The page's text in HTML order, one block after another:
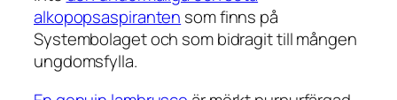
alkopopsaspiranten som finns på
Systembolaget och som bidragit till mången
ungdomsfylla.